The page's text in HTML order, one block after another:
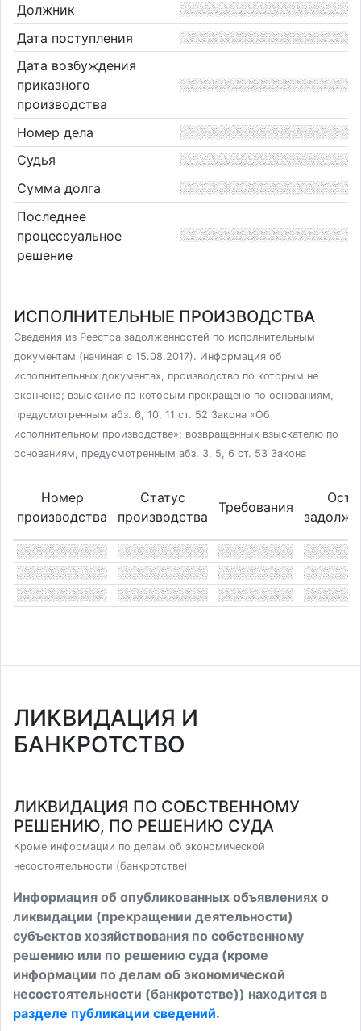
Должник
Дата поступления
Дата возбуждения
приказного
производства
Номер дела
Судья
Сумма долга
Последнее
процессуальное
решение
ИСПОЛНИТЕЛЬНЫЕ ПРОИЗВОДСТВА
Сведения из Реестра задолженностей по исполнительным
документам (начиная с 15.08.2017). Информация об
исполнительных документах, производство по которым не
окончено; взыскание по которым прекращено по основаниям,
предусмотренным абз. 6, 10, 11 ст. 52 Закона «Об
исполнительном производстве»; возвращенных взыскателю по
основаниям, предусмотренным абз. 3, 5, 6 ст. 53 Закона
Номер
производства
Статус
производства
Требования
ЛИКВИДАЦИЯ И
БАНКРОТСТВО
ЛИКВИДАЦИЯ ПО СОБСТВЕННОМУ
РЕШЕНИЮ, ПО РЕШЕНИЮ СУДА
Кроме информации по делам об экономической
несостоятельности (банкротстве)
Информация об опубликованных объявлениях о
ликвидации (прекращении деятельности)
субъектов хозяйствования по собственному
решению или по решению суда (кроме
информации по делам об экономической
несостоятельности (банкротстве)) находится в
разделе публикации сведений.